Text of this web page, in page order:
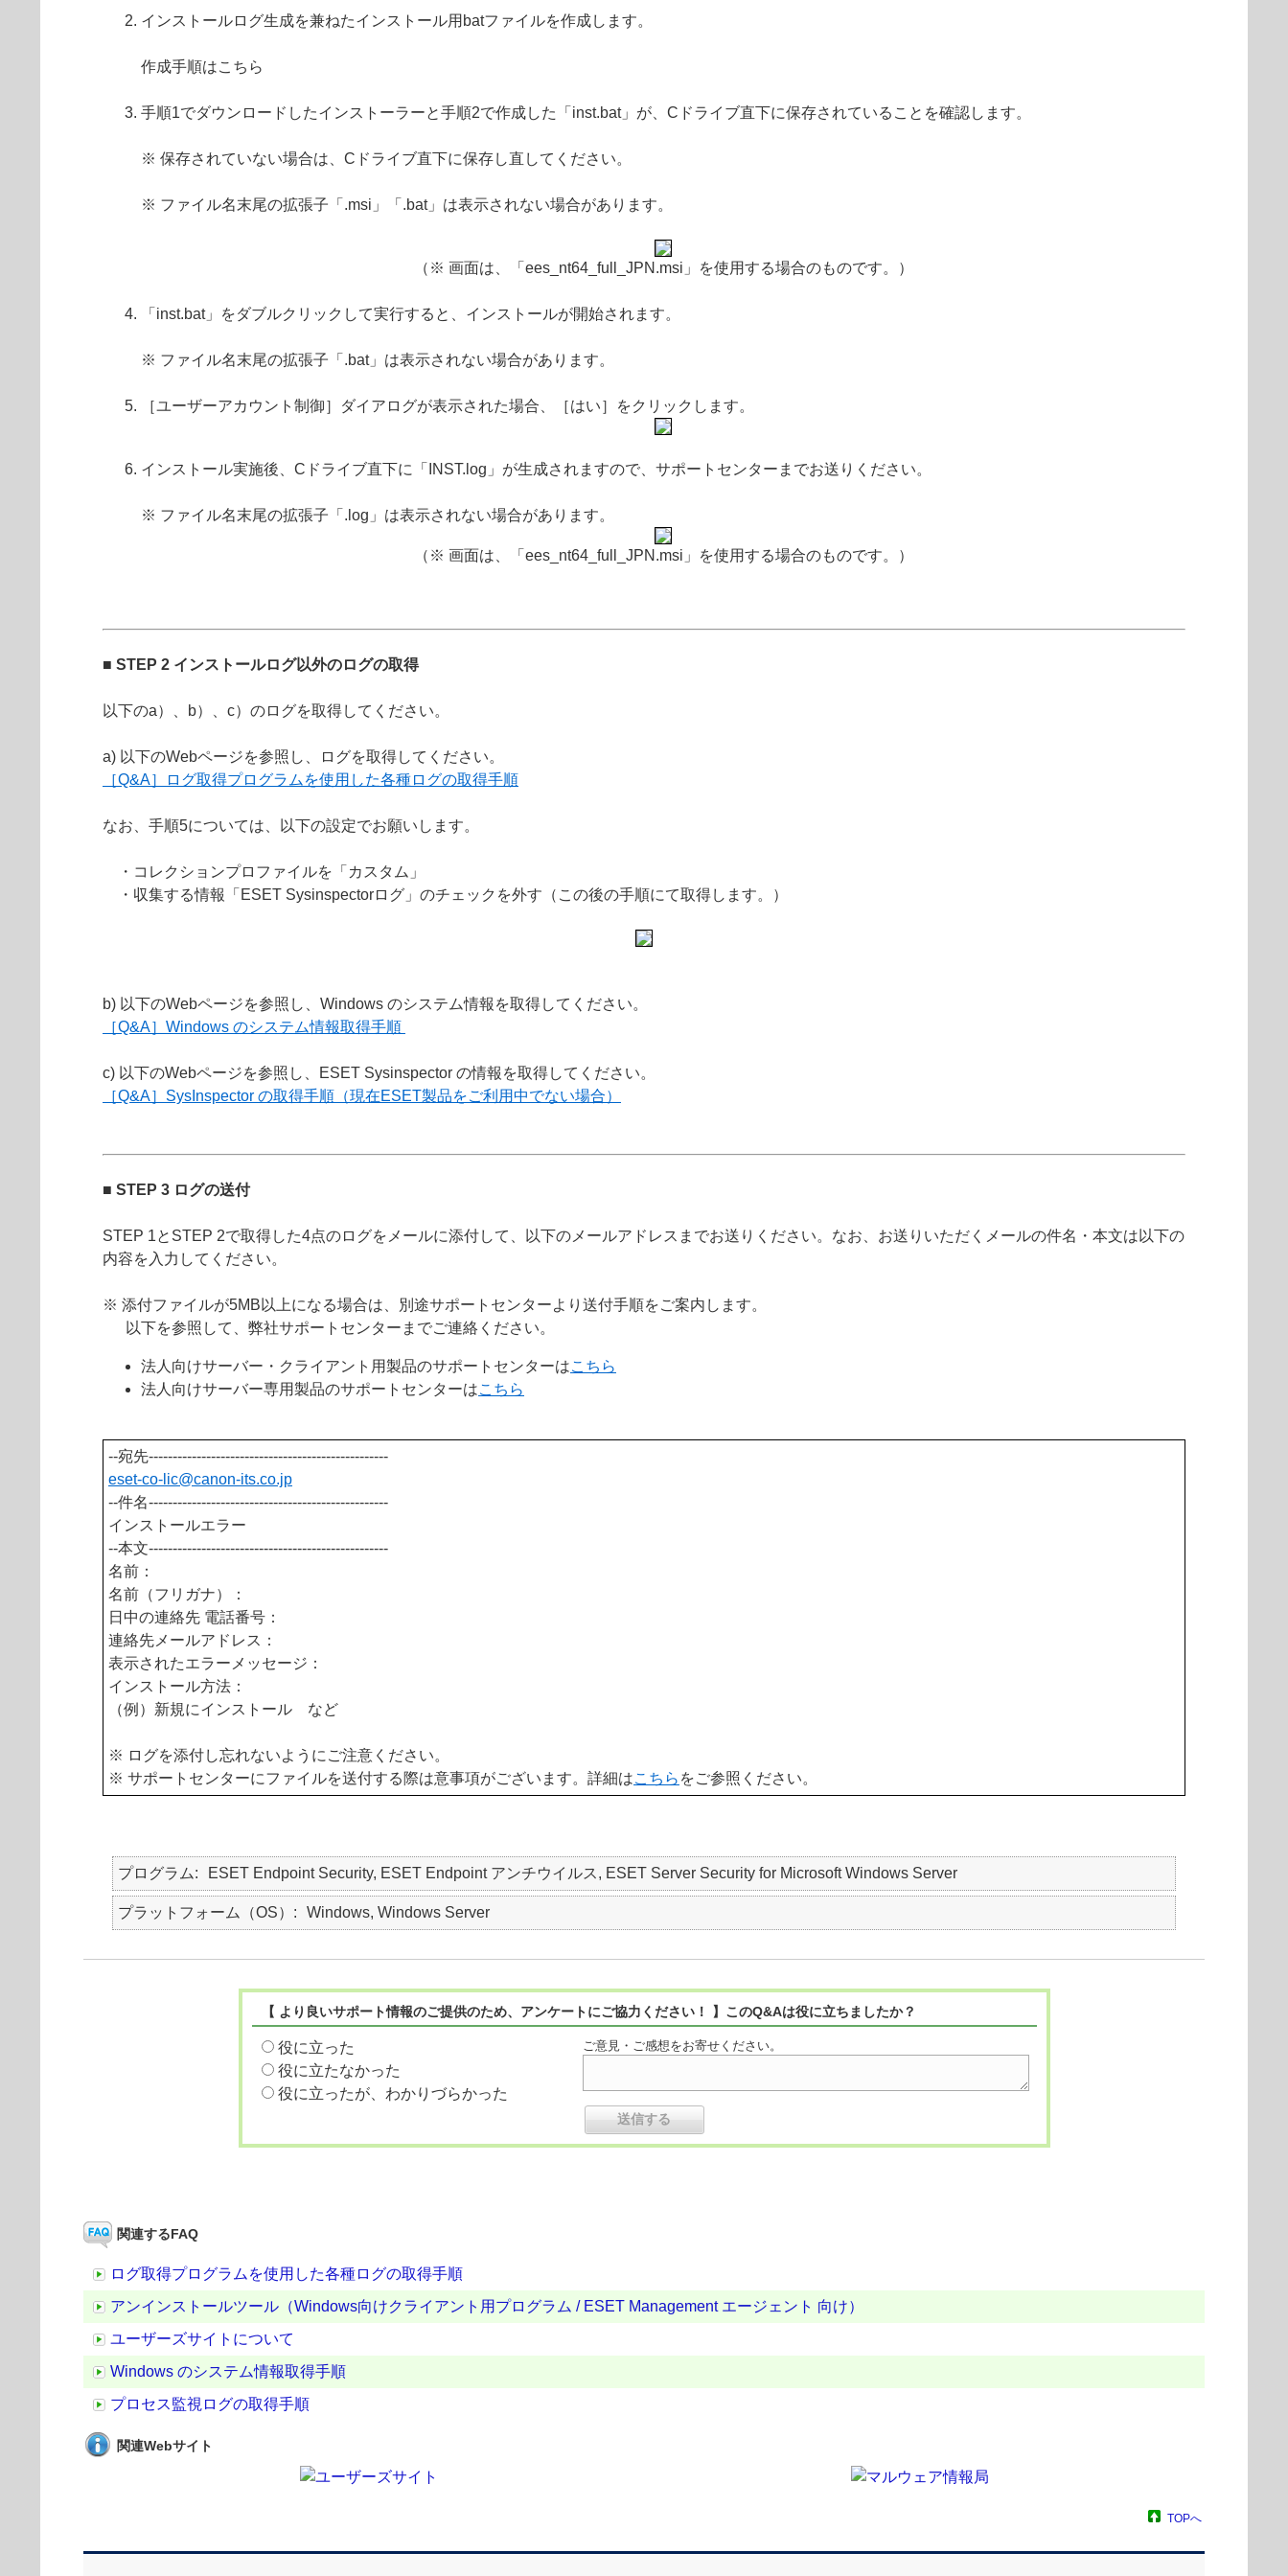
インストールログ生成を兼ねたインストール用batファイルを作成します。
作成手順はこちら
手順1でダウンロードしたインストーラーと手順2で作成した「inst.bat」が、Cドライブ直下に保存されていることを確認します。
※ 保存されていない場合は、Cドライブ直下に保存し直してください。
※ ファイル名末尾の拡張子「.msi」「.bat」は表示されない場合があります。
（※ 画面は、「ees_nt64_full_JPN.msi」を使用する場合のものです。）
「inst.bat」をダブルクリックして実行すると、インストールが開始されます。
※ ファイル名末尾の拡張子「.bat」は表示されない場合があります。
［ユーザーアカウント制御］ダイアログが表示された場合、［はい］をクリックします。
インストール実施後、Cドライブ直下に「INST.log」が生成されますので、サポートセンターまでお送りください。
※ ファイル名末尾の拡張子「.log」は表示されない場合があります。
（※ 画面は、「ees_nt64_full_JPN.msi」を使用する場合のものです。）
■ STEP 2 インストールログ以外のログの取得
以下のa）、b）、c）のログを取得してください。
a) 以下のWebページを参照し、ログを取得してください。
［Q&A］ログ取得プログラムを使用した各種ログの取得手順
なお、手順5については、以下の設定でお願いします。
・コレクションプロファイルを「カスタム」
・収集する情報「ESET Sysinspectorログ」のチェックを外す（この後の手順にて取得します。）
b) 以下のWebページを参照し、Windows のシステム情報を取得してください。
［Q&A］Windows のシステム情報取得手順
c) 以下のWebページを参照し、ESET Sysinspector の情報を取得してください。
［Q&A］SysInspector の取得手順（現在ESET製品をご利用中でない場合）
■ STEP 3 ログの送付
STEP 1とSTEP 2で取得した4点のログをメールに添付して、以下のメールアドレスまでお送りください。なお、お送りいただくメールの件名・本文は以下の
内容を入力してください。
※ 添付ファイルが5MB以上になる場合は、別途サポートセンターより送付手順をご案内します。
以下を参照して、弊社サポートセンターまでご連絡ください。
法人向けサーバー・クライアント用製品のサポートセンターはこちら
法人向けサーバー専用製品のサポートセンターはこちら
--宛先--------------------------------------------------
eset-co-lic@canon-its.co.jp
--件名--------------------------------------------------
インストールエラー
--本文--------------------------------------------------
名前：
名前（フリガナ）：
日中の連絡先 電話番号：
連絡先メールアドレス：
表示されたエラーメッセージ：
インストール方法：
（例）新規にインストール など
※ ログを添付し忘れないようにご注意ください。
※ サポートセンターにファイルを送付する際は意事項がございます。詳細はこちら をご参照ください。
プログラム ESET Endpoint Security, ESET Endpoint アンチウイルス, ESET Server Security for Microsoft Windows Server
プラットフォーム（OS） Windows, Windows Server
【 より良いサポート情報のご提供のため、アンケートにご協力ください！ 】このQ&Aは役に立ちましたか？
役に立った
役に立たなかった
役に立ったが、わかりづらかった
ご意見・ご感想をお寄せください。
関連するFAQ
ログ取得プログラムを使用した各種ログの取得手順
アンインストールツール（Windows向けクライアント用プログラム / ESET Management エージェント 向け）
ユーザーズサイトについて
Windows のシステム情報取得手順
プロセス監視ログの取得手順
関連Webサイト
TOPへ